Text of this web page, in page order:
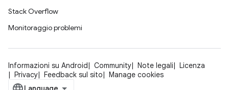
Stack Overflow
Monitoraggio problemi
Informazioni su Android Community Note legali
Licenza
Privacy
Feedback sul sito Manage cookies